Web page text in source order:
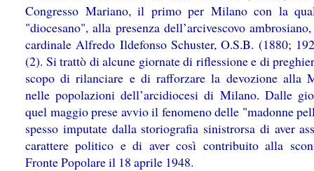
Congresso Mariano, il primo per Milano con la
"diocesano", alla presenza dell’arcivescovo
cardinale Alfredo Ildefonso Schuster, O.S.B. (1880;
(2). Si trattò di alcune giornate di riflessione e di
scopo di rilanciare e di rafforzare la devozione alla
nelle popolazioni dell’arcidiocesi di Milano. Dalle
quel maggio prese avvio il fenomeno delle "madonne
spesso imputate dalla storiografia sinistrorsa di aver
carattere politico e di aver così contribuito alla
Fronte Popolare il 18 aprile 1948.